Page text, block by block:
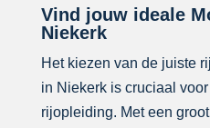
Vind jouw ideale
Niekerk
Het kiezen van de juiste
in Niekerk is cruciaal
rijopleiding. Met een